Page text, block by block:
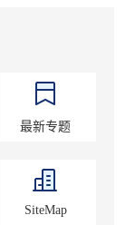
最新专题
SiteMap